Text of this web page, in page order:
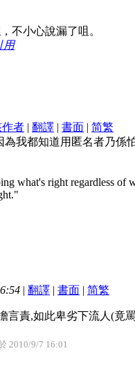
不小心說漏了咀。
用
作者 | 翻譯 | 書面 | 简繁
為我都知道用匿名者乃係
what's right regardless
| 翻譯 | 書面 | 简繁
言責,如此卑劣下流人(竟
2010/9/7 16:01